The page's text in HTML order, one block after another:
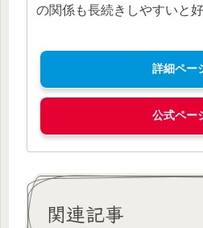
の関係も長続きしやすいと好
詳細ペー
公式ペー
関連記事